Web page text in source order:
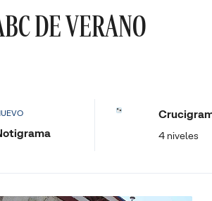
DE VERANO
4 niveles